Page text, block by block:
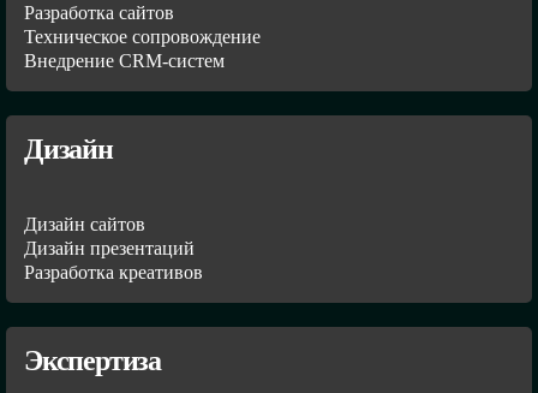
Разработка сайтов
Техническое сопровождение
Внедрение CRM-систем
Дизайн
Дизайн сайтов
Дизайн презентаций
Разработка креативов
Экспертиза